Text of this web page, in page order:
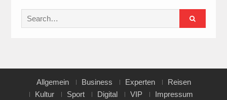
Search
for:
Allgemein Business Experten
Reisen
Kultur
Sport Digital VIP Impressum